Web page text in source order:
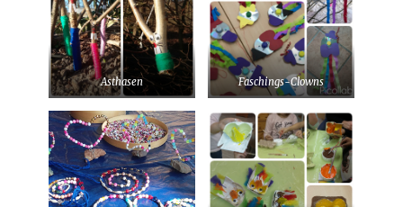
Asthasen Faschings-Clowns